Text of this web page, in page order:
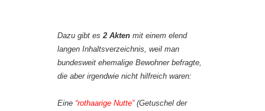
Dazu gibt es 2 Akten mit einem elend
langen Inhaltsverzeichnis, weil man
bundesweit ehemalige Bewohner befragte,
die aber irgendwie nicht hilfreich waren:
Eine “rothaarige Nutte”(Getuschel der